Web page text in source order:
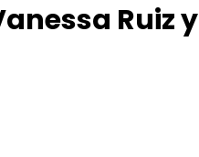
Ruiz y